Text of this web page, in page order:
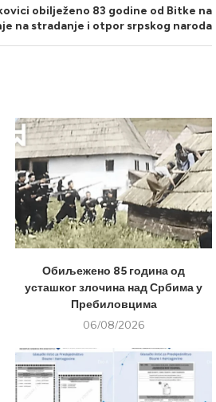
obilježeno 83 godine od Bitke na
na stradanje i otpor srpskog naroda
Обиљежено 85 година од
усташког злочина над Србима у
Пребиловцима
06/08/2026